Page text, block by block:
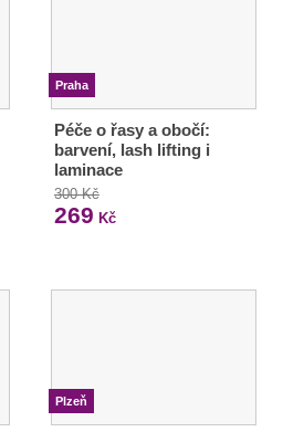
Praha
Péče o řasy a obočí:
barvení, lash lifting i
laminace
300 Kč
269 Kč
Plzeň